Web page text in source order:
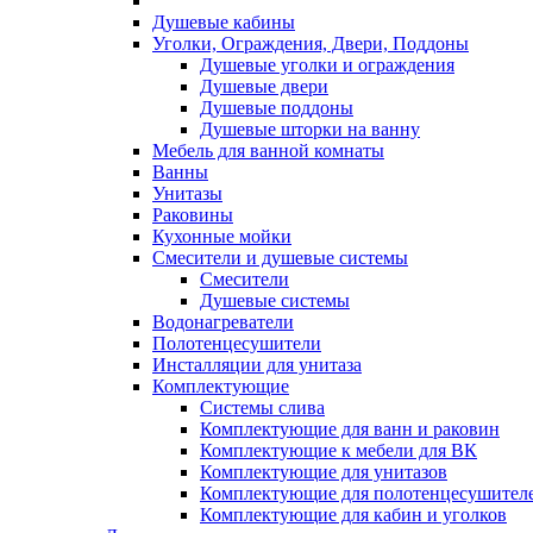
Душевые кабины
Уголки, Ограждения, Двери, Поддоны
Душевые уголки и ограждения
Душевые двери
Душевые поддоны
Душевые шторки на ванну
Мебель для ванной комнаты
Ванны
Унитазы
Раковины
Кухонные мойки
Смесители и душевые системы
Смесители
Душевые системы
Водонагреватели
Полотенцесушители
Инсталляции для унитаза
Комплектующие
Системы слива
Комплектующие для ванн и раковин
Комплектующие к мебели для ВК
Комплектующие для унитазов
Комплектующие для
Комплектующие для кабин и уголков